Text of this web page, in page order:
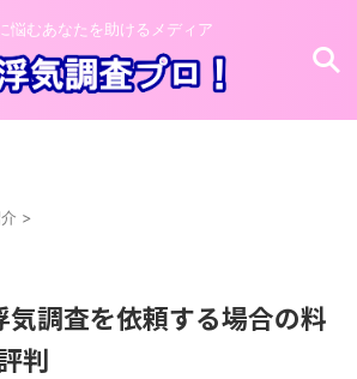
悩むあなたを助けるメディア
>
気調査を依頼する場合の料
判